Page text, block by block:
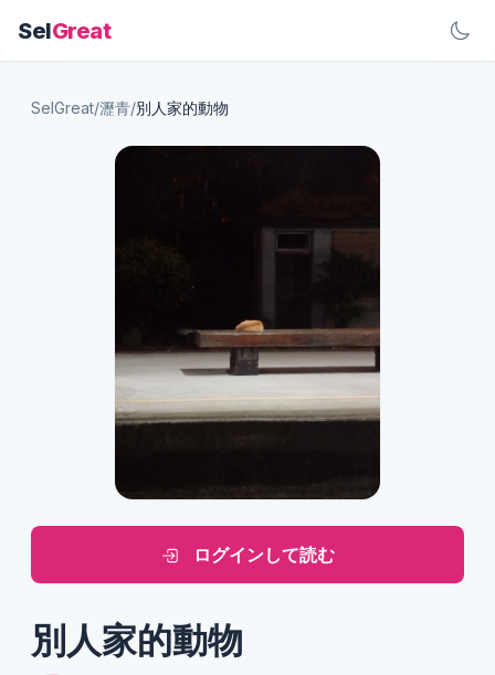
SelGreat
SelGreat/瀝青/別人家的動物
ログインして読む
別人家的動物